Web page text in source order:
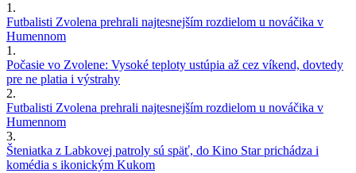
1.
Futbalisti Zvolena prehrali najtesnejším rozdielom u nováčika v
Humennom
1.
Počasie vo Zvolene: Vysoké teploty ustúpia až cez víkend, dovtedy
pre ne platia i výstrahy
2.
Futbalisti Zvolena prehrali najtesnejším rozdielom u nováčika v
Humennom
3.
Šteniatka z Labkovej patroly sú späť, do Kino Star prichádza i
komédia s ikonickým Kukom